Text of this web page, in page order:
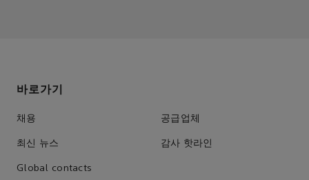
바로가기
채용 공급업체
최신 뉴스 감사 핫라인
Global contacts